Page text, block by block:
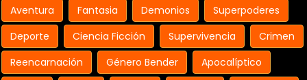
Aventura
Fantasia Demonios
Superpoderes
Deporte
Ciencia Ficción Supervivencia
Crimen
Reencarnación
Género Bender
Apocalíptico